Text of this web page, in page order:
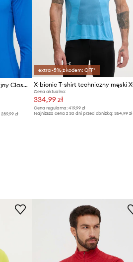
Rossignol longsleeve funkcyjny Classique
289,99 zł
extra -5% z kodem: OFF*
Cena aktualna:
334,99 zł
Cena regularna: 419,99 zł
Najniższa cena z 30 dni przed obniżką: 354,99 zł